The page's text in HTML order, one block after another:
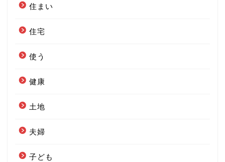
住まい
住宅
使う
健康
土地
夫婦
子ども